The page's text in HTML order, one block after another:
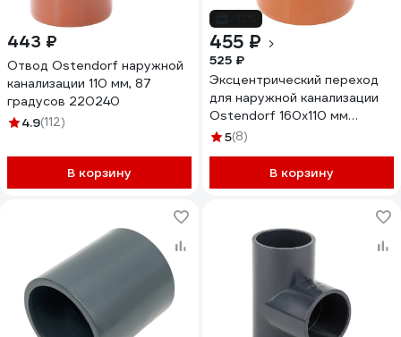
443 ₽
Отвод Ostendorf наружной
канализации 110 мм, 87
градусов 220240
4.9(112)
В корзину
455 ₽
525 ₽
Эксцентрический переход
для наружной канализации
Ostendorf 160х110 мм
222700
5(8)
В корзину